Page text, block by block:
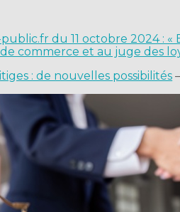
du 11 octobre 2024 :
commerce et au juge des
: de nouvelles possibilités